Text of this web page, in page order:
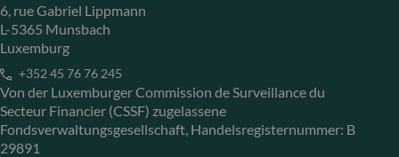
6, rue Gabriel Lippmann
L-5365 Munsbach
Luxemburg
+352 45 76 76 245
Von der Luxemburger Commission de Surveillance du
Secteur Financier (CSSF) zugelassene
Fondsverwaltungsgesellschaft, Handelsregisternummer: B
29891